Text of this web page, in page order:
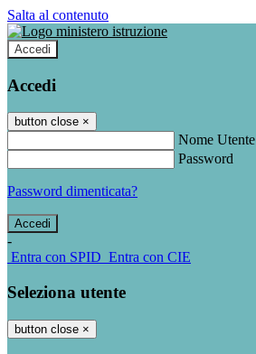
Salta al contenuto
Accedi
Accedi
button close ×
Nome Utente
Password
Password dimenticata?
-
Entra con SPID Entra con CIE
Seleziona utente
button close ×